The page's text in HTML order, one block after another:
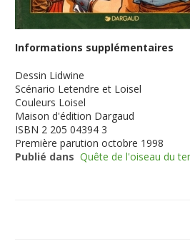
Informations supplémentaires
Dessin Lidwine
Scénario Letendre et Loisel
Couleurs Loisel
Maison d'édition Dargaud
ISBN 2 205 04394 3
Première parution octobre 1998
Publié dans Quête de l'oiseau du